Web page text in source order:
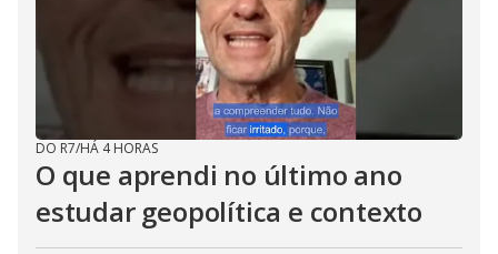
DO R7/HÁ 4 HORAS
O que aprendi no último ano
estudar geopolítica e contexto